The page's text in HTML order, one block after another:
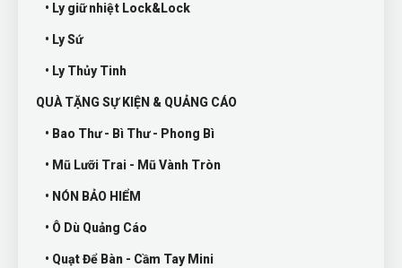
• Ly giữ nhiệt Lock&Lock
• Ly Sứ
• Ly Thủy Tinh
QUÀ TẶNG SỰ KIỆN & QUẢNG CÁO
• Bao Thư - Bì Thư - Phong Bì
• Mũ Lưỡi Trai - Mũ Vành Tròn
• NÓN BẢO HIỂM
• Ô Dù Quảng Cáo
• Quạt Để Bàn - Cầm Tay Mini